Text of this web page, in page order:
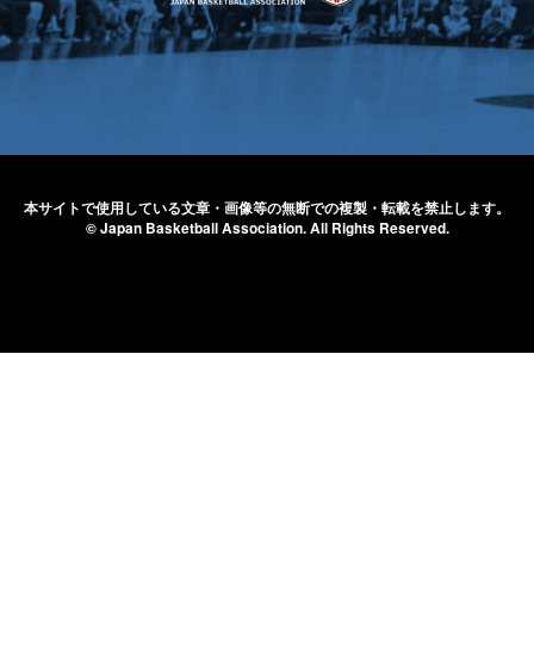
本サイトで使用している文章・画像等の無断での複製・転載を禁止します。
© Japan Basketball Association.All Rights Reserved.